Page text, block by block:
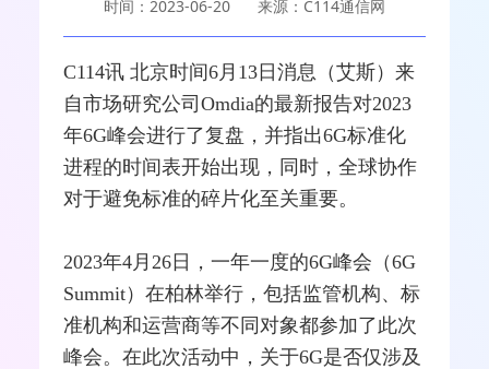
时间：2023-06-20 来源：C114通信网
C114讯 北京时间6月13日消息（艾斯）来
自市场研究公司Omdia的最新报告对2023
年6G峰会进行了复盘，并指出6G标准化
进程的时间表开始出现，同时，全球协作
对于避免标准的碎片化至关重要。
2023年4月26日，一年一度的6G峰会（6G
Summit）在柏林举行，包括监管机构、标
准机构和运营商等不同对象都参加了此次
峰会。在此次活动中，关于6G是否仅涉及